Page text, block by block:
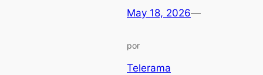
May 18, 2026—
por
Telerama